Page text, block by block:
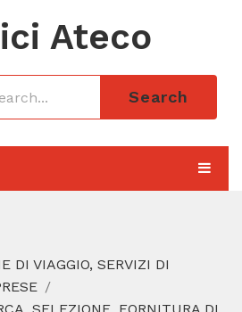
Ateco
Search
SERVE
DI VIAGGIO, SERVIZI DI